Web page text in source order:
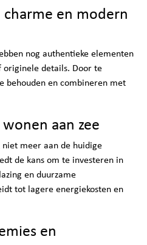
en modern
nog authentieke elementen
originele details. Door te
behouden en combineren met
aan zee
meer aan de huidige
de kans om te investeren in
en duurzame
tot lagere energiekosten en
en